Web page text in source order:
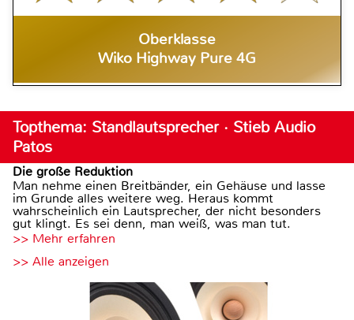
Oberklasse
Wiko Highway Pure 4G
Topthema: Standlautsprecher · Stieb Audio
Patos
Die große Reduktion
Man nehme einen Breitbänder, ein Gehäuse und lasse
im Grunde alles weitere weg. Heraus kommt
wahrscheinlich ein Lautsprecher, der nicht besonders
gut klingt. Es sei denn, man weiß, was man tut.
>> Mehr erfahren
>> Alle anzeigen